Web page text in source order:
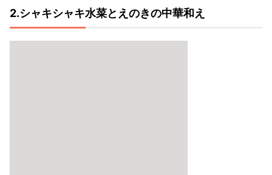
2.シャキシャキ水菜とえのきの中華和え